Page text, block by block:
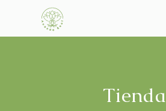
Tienda